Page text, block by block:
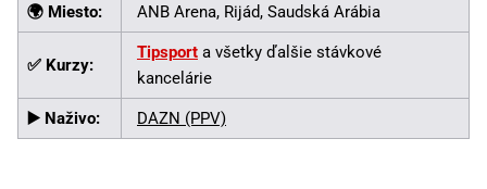
🌍 Miesto: ANB Arena, Rijád, Saudská Arábia
✅ Kurzy:
Tipsport a všetky ďalšie stávkové
kancelárie
▶️ Naživo: DAZN (PPV)